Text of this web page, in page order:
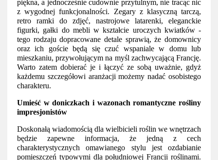
piękna, a jednocześnie cudownie przytulnym, nie tracąc nic
z wygodnej funkcjonalności. Zegary z klasyczną tarczą,
retro ramki do zdjęć, nastrojowe latarenki, eleganckie
figurki, gałki do mebli w kształcie uroczych kwiatków -
tego rodzaju dopracowane detale sprawią, że domownicy
oraz ich goście będą się czuć wspaniale w domu lub
mieszkaniu, przywołującym na myśl zachwycającą Francję.
Warto zatem dobierać je i łączyć ze sobą uważnie, gdyż
każdemu szczegółowi aranżacji możemy nadać osobistego
charakteru.
Umieść w doniczkach i wazonach romantyczne rośliny
impresjonistów
Doskonałą wiadomością dla wielbicieli roślin we wnętrzach
będzie zapewne informacja, że jedną z cech
charakterystycznych omawianego stylu jest ozdabianie
pomieszczeń typowymi dla południowej Francji roślinami.